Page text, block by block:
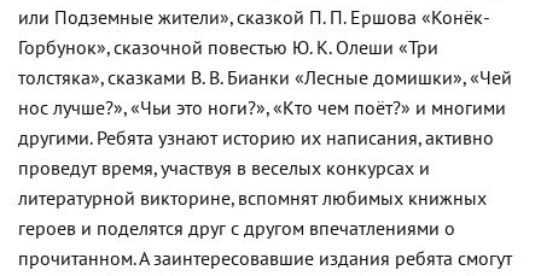
или Подземные жители», сказкой П. П. Ершова «Конёк-
Горбунок», сказочной повестью Ю. К. Олеши «Три
толстяка», сказками В. В. Бианки «Лесные домишки», «Чей
нос лучше?», «Чьи это ноги?», «Кто чем поёт?» и многими
другими. Ребята узнают историю их написания, активно
проведут время, участвуя в веселых конкурсах и
литературной викторине, вспомнят любимых книжных
героев и поделятся друг с другом впечатлениями о
прочитанном. А заинтересовавшие издания ребята смогут